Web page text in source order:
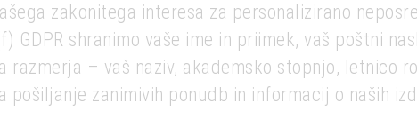
zakonitega interesa za personalizirano
GDPR shranimo vaše ime in priimek, vaš poštni
razmerja – vaš naziv, akademsko stopnjo, letnico
pošiljanje zanimivih ponudb in informacij o naših